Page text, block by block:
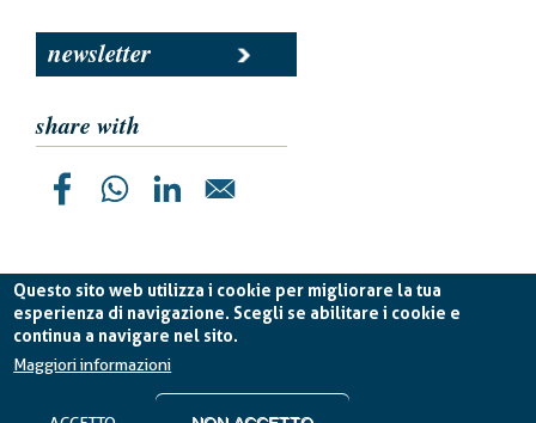
Questo sito web utilizza i cookie per migliorare la tua
esperienza di navigazione. Scegli se abilitare i cookie e
continua a navigare nel sito.
Maggiori informazioni
newsletter
share with
Planetek Italia s.r.l. P. IVA 04555490723 -
Cookie Policy-Privacy Policy